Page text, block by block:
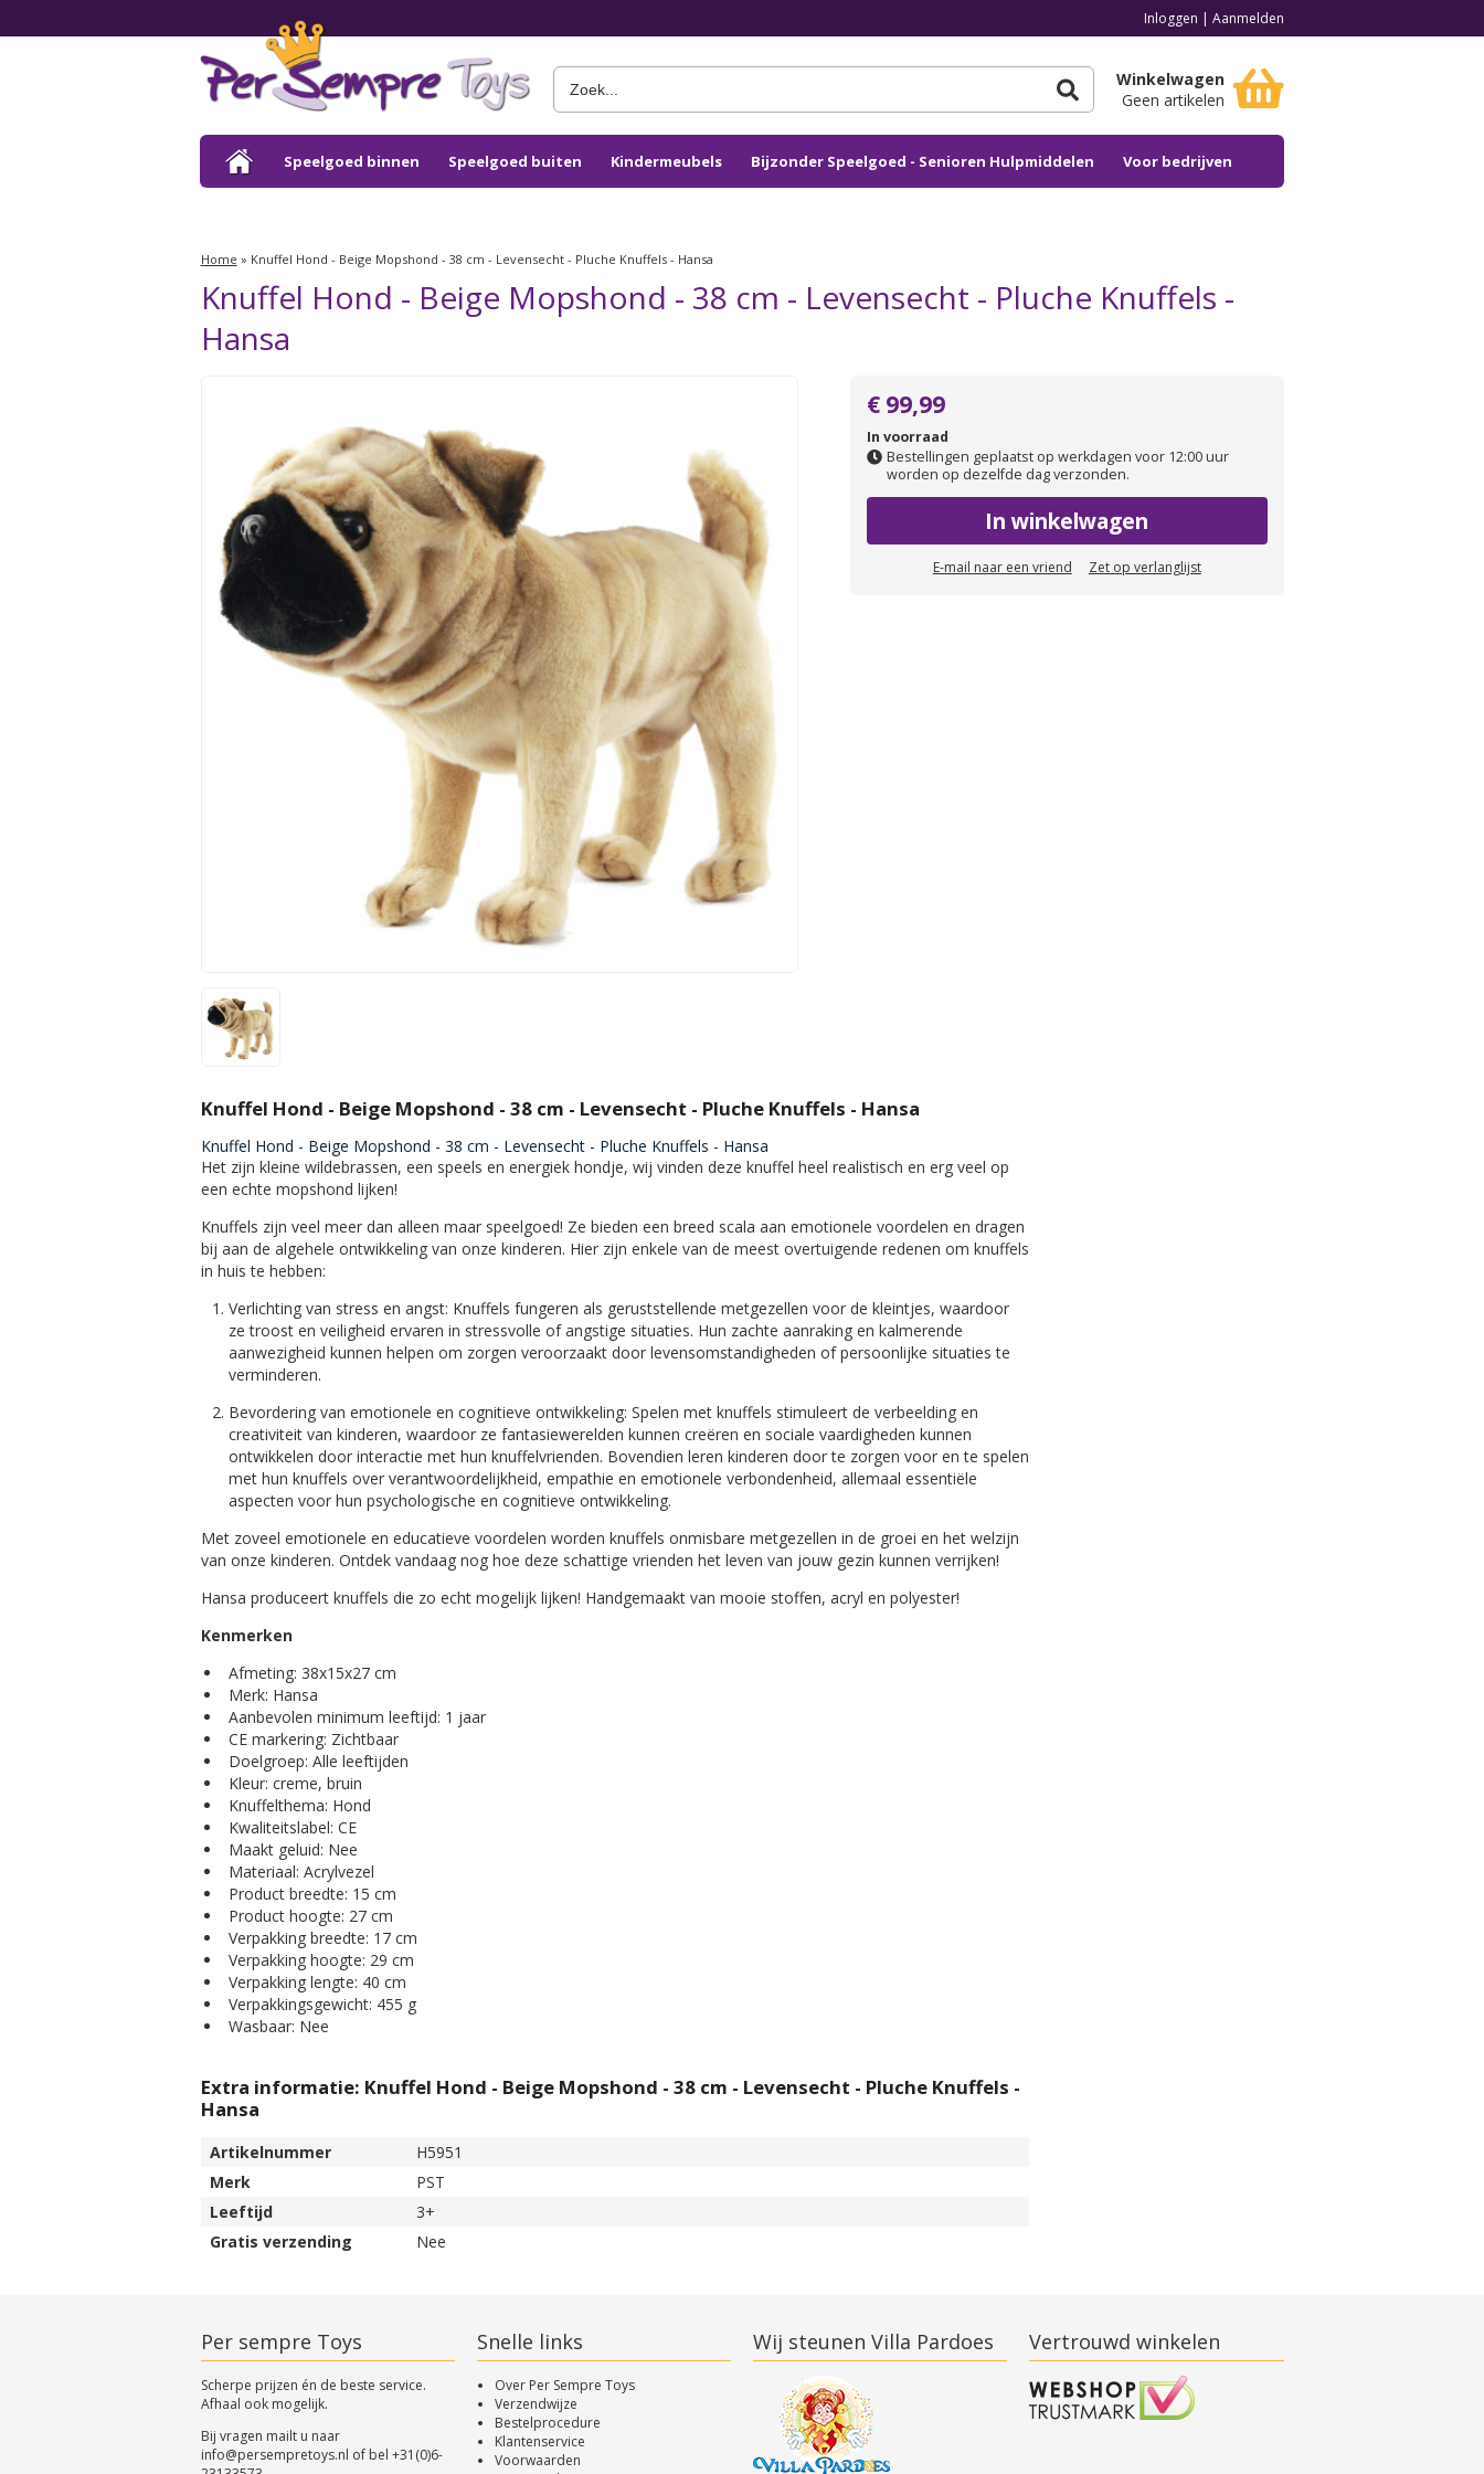
Inloggen | Aanmelden
Winkelwagen
Geen artikelen
Speelgoed binnen Speelgoed buiten Kindermeubels Bijzonder Speelgoed - Senioren Hulpmiddelen Voor bedrijven
Home » Knuffel Hond - Beige Mopshond - 38 cm - Levensecht - Pluche Knuffels - Hansa
Knuffel Hond - Beige Mopshond - 38 cm - Levensecht - Pluche Knuffels -
Hansa
€ 99,99
In voorraad
Bestellingen geplaatst op werkdagen voor 12:00 uur
worden op dezelfde dag verzonden.
In winkelwagen
E-mail naar een vriend Zet op verlanglijst
Knuffel Hond - Beige Mopshond - 38 cm - Levensecht - Pluche Knuffels - Hansa
Knuffel Hond - Beige Mopshond - 38 cm - Levensecht - Pluche Knuffels - Hansa
Het zijn kleine wildebrassen, een speels en energiek hondje, wij vinden deze knuffel heel realistisch en erg veel op
een echte mopshond lijken!
Knuffels zijn veel meer dan alleen maar speelgoed! Ze bieden een breed scala aan emotionele voordelen en dragen
bij aan de algehele ontwikkeling van onze kinderen. Hier zijn enkele van de meest overtuigende redenen om knuffels
in huis te hebben:
Verlichting van stress en angst: Knuffels fungeren als geruststellende metgezellen voor de kleintjes, waardoor
ze troost en veiligheid ervaren in stressvolle of angstige situaties. Hun zachte aanraking en kalmerende
aanwezigheid kunnen helpen om zorgen veroorzaakt door levensomstandigheden of persoonlijke situaties te
verminderen.
Bevordering van emotionele en cognitieve ontwikkeling: Spelen met knuffels stimuleert de verbeelding en
creativiteit van kinderen, waardoor ze fantasiewerelden kunnen creëren en sociale vaardigheden kunnen
ontwikkelen door interactie met hun knuffelvrienden. Bovendien leren kinderen door te zorgen voor en te spelen
met hun knuffels over verantwoordelijkheid, empathie en emotionele verbondenheid, allemaal essentiële
aspecten voor hun psychologische en cognitieve ontwikkeling.
Met zoveel emotionele en educatieve voordelen worden knuffels onmisbare metgezellen in de groei en het welzijn
van onze kinderen. Ontdek vandaag nog hoe deze schattige vrienden het leven van jouw gezin kunnen verrijken!
Hansa produceert knuffels die zo echt mogelijk lijken! Handgemaakt van mooie stoffen, acryl en polyester!
Kenmerken
Afmeting: 38x15x27 cm
Merk: Hansa
Aanbevolen minimum leeftijd: 1 jaar
CE markering: Zichtbaar
Doelgroep: Alle leeftijden
Kleur: creme, bruin
Knuffelthema: Hond
Kwaliteitslabel: CE
Maakt geluid: Nee
Materiaal: Acrylvezel
Product breedte: 15 cm
Product hoogte: 27 cm
Verpakking breedte: 17 cm
Verpakking hoogte: 29 cm
Verpakking lengte: 40 cm
Verpakkingsgewicht: 455 g
Wasbaar: Nee
Extra informatie: Knuffel Hond - Beige Mopshond - 38 cm - Levensecht - Pluche Knuffels -
Hansa
Artikelnummer
H5951
Merk
PST
Leeftijd
3+
Gratis verzending
Nee
Per sempre Toys
Scherpe prijzen én de beste service.
Afhaal ook mogelijk.
Bij vragen mailt u naar
info@persempretoys.nl of bel +31(0)6-
Snelle links
Over Per Sempre Toys
Verzendwijze
Bestelprocedure
Klantenservice
Voorwaarden
Wij steunen Villa Pardoes Vertrouwd winkelen